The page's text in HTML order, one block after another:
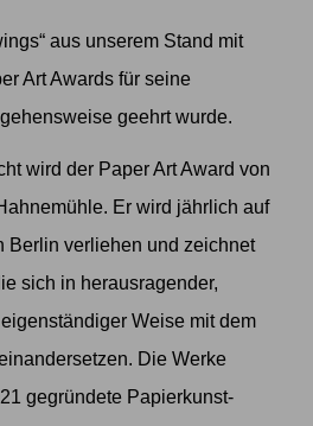
aus unserem Stand mit
Art Awards für seine
geehrt wurde.
wird der Paper Art Award von
Er wird jährlich auf
Berlin verliehen und zeichnet
sich in herausragender,
Weise mit dem
Die Werke
gegründete Papierkunst-